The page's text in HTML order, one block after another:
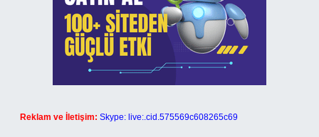
Reklam ve İletişim: Skype: live:.cid.575569c608265c69